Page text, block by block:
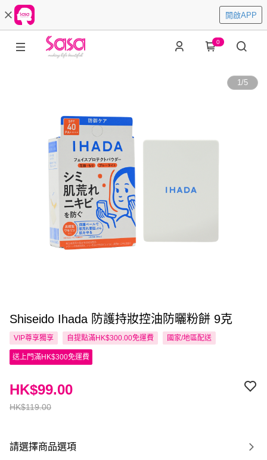
開啟APP
0
1/5
Shiseido Ihada 防護持妝控油防曬粉餅 9克
VIP尊享獨享 自提點滿HK$300.00免運費 國家/地區配送
送上門滿HK$300免運費
HK$119.00
HK$99.00
請選擇商品選項